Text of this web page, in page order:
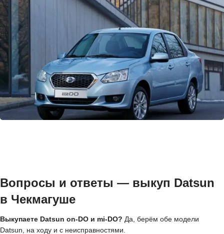
Вопросы и ответы — выкуп Datsun
в Чекмагуше
Выкупаете Datsun on-DO и mi-DO? Да, берём обе модели
Datsun, на ходу и с неисправностями.